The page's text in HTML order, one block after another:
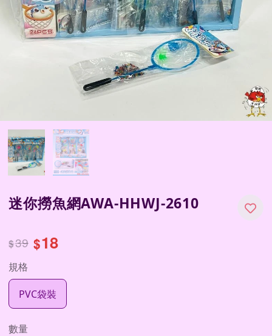
迷你撈魚網AWA-HHWJ-2610
$39 $18
規格
PVC袋裝
數量